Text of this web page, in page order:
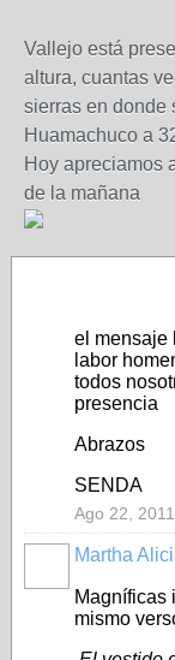
Vallejo está
altura, cuantas
sierras en donde
Huamachuco a
Hoy apreciamos
de la mañana
el mensaje
labor
todos
presencia
Abrazos
SENDA
Ago 22, 2011
Martha
Magníficas
mismo